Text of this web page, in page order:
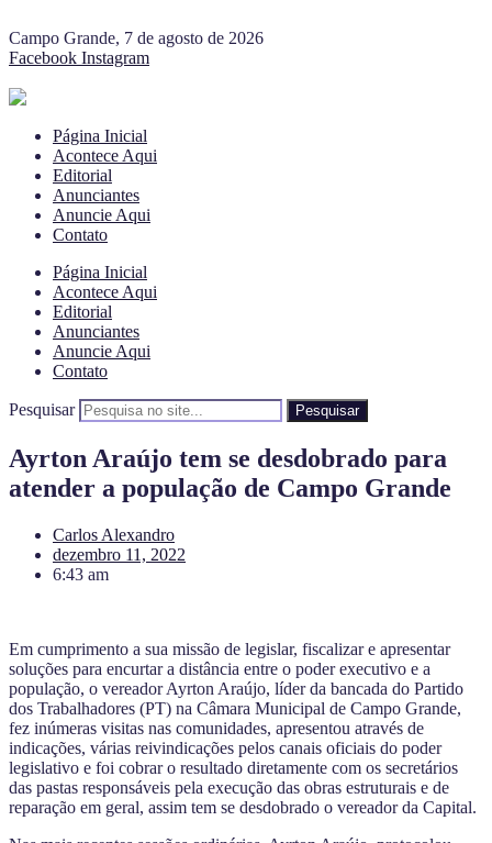
Campo Grande, 7 de agosto de 2026
Facebook Instagram
Página Inicial
Acontece Aqui
Editorial
Anunciantes
Anuncie Aqui
Contato
Página Inicial
Acontece Aqui
Editorial
Anunciantes
Anuncie Aqui
Contato
Pesquisar Pesquisar
Ayrton Araújo tem se desdobrado para
atender a população de Campo Grande
Carlos Alexandro
dezembro 11, 2022
6:43 am
Em cumprimento a sua missão de legislar, fiscalizar e apresentar
soluções para encurtar a distância entre o poder executivo e a
população, o vereador Ayrton Araújo, líder da bancada do Partido
dos Trabalhadores (PT) na Câmara Municipal de Campo Grande,
fez inúmeras visitas nas comunidades, apresentou através de
indicações, várias reivindicações pelos canais oficiais do poder
legislativo e foi cobrar o resultado diretamente com os secretários
das pastas responsáveis pela execução das obras estruturais e de
reparação em geral, assim tem se desdobrado o vereador da Capital.